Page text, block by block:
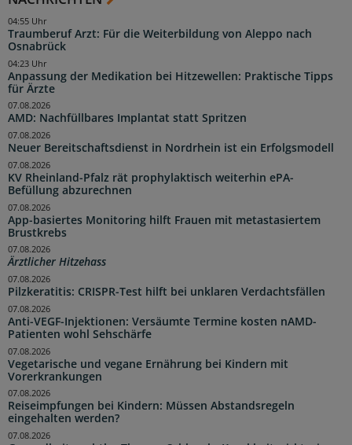
Traumberuf Arzt: Für die Weiterbildung von Aleppo nach
Osnabrück
04:55 Uhr
Anpassung der Medikation bei Hitzewellen: Praktische Tipps
für Ärzte
04:23 Uhr
AMD: Nachfüllbares Implantat statt Spritzen
07.08.2026
Neuer Bereitschaftsdienst in Nordrhein ist ein Erfolgsmodell
07.08.2026
KV Rheinland-Pfalz rät prophylaktisch weiterhin ePA-
Befüllung abzurechnen
07.08.2026
App-basiertes Monitoring hilft Frauen mit metastasiertem
Brustkrebs
07.08.2026
Ärztlicher Hitzehass
07.08.2026
Pilzkeratitis: CRISPR-Test hilft bei unklaren Verdachtsfällen
07.08.2026
Anti-VEGF-Injektionen: Versäumte Termine kosten nAMD-
Patienten wohl Sehschärfe
07.08.2026
Vegetarische und vegane Ernährung bei Kindern mit
Vorerkrankungen
07.08.2026
Reiseimpfungen bei Kindern: Müssen Abstandsregeln
eingehalten werden?
07.08.2026
07.08.2026